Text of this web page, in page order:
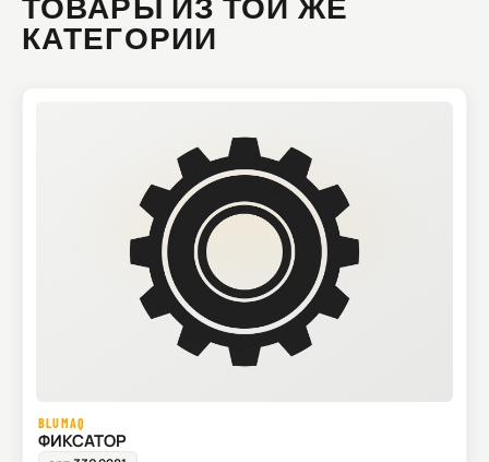
КАТЕГОРИИ
BLUMAQ
ФИКСАТОР